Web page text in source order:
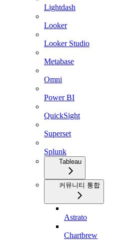
Lightdash
Looker
Looker Studio
Metabase
Omni
Power BI
QuickSight
Superset
Splunk
Tableau
커뮤니티 통합
Astrato
Chartbrew